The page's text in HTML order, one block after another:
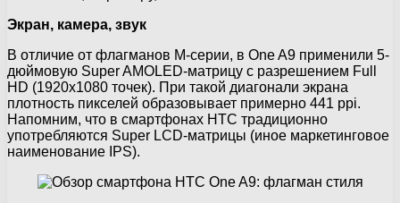
Экран, камера, звук
В отличие от флагманов M-серии, в One A9 применили 5-
дюймовую Super AMOLED-матрицу с разрешением Full
HD (1920х1080 точек). При такой диагонали экрана
плотность пикселей образовывает примерно 441 ppi.
Напомним, что в смартфонах HTC традиционно
употребляются Super LCD-матрицы (иное маркетинговое
наименование IPS).